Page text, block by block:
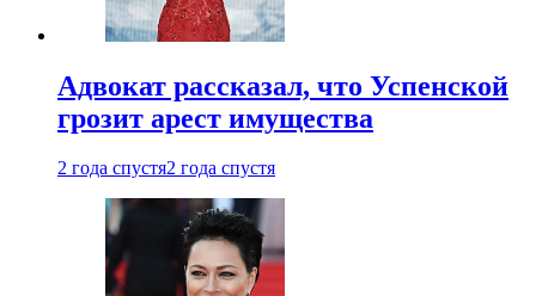
Адвокат рассказал, что Успенской
грозит арест имущества
2 года спустя2 года спустя